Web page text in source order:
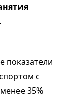
показатели
с
35%